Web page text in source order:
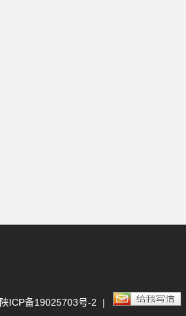
陕ICP备19025703号-2 |